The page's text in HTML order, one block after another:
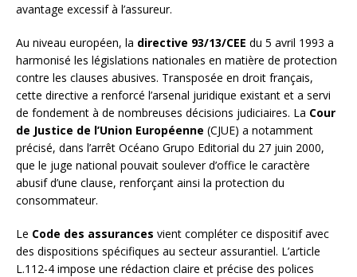
avantage excessif à l’assureur.
Au niveau européen, la directive 93/13/CEE du 5 avril 1993 a
harmonisé les législations nationales en matière de protection
contre les clauses abusives. Transposée en droit français,
cette directive a renforcé l’arsenal juridique existant et a servi
de fondement à de nombreuses décisions judiciaires. La Cour
de Justice de l’Union Européenne (CJUE) a notamment
précisé, dans l’arrêt Océano Grupo Editorial du 27 juin 2000,
que le juge national pouvait soulever d’office le caractère
abusif d’une clause, renforçant ainsi la protection du
consommateur.
Le Code des assurances vient compléter ce dispositif avec
des dispositions spécifiques au secteur assurantiel. L’article
L.112-4 impose une rédaction claire et précise des polices